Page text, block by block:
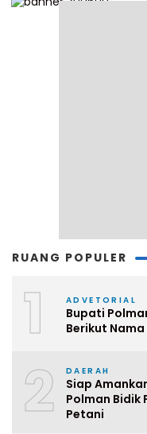
RUANG POPULER
1 ADVETORIAL
Bupati
Berikut
2 DAERAH
Siap
Polman Bidik
Petani